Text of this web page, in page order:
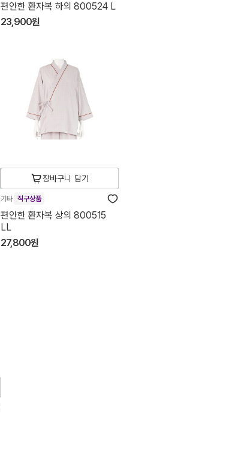
편안한 환자복 하의 800524 L
23,900원
장바구니 담기
기타 직구상품
편안한 환자복 상의 800515
LL
27,800원